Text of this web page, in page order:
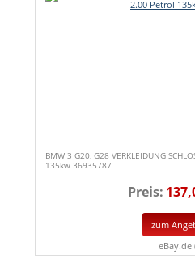
BMW 3 G20, G28 VERKLEIDUNG
135kw 36935787
Preis:
zum
eBay.de